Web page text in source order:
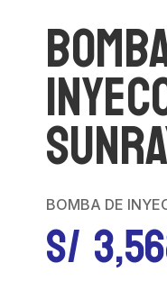
BOMBA DE
S/